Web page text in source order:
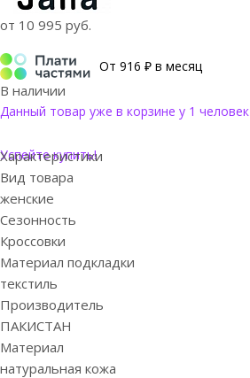
от 10 995 руб.
От 916 ₽ в месяц
В наличии
Данный товар уже в корзине у 1 человек
Успейте купить!
Характеристики
Вид товара
женские
Сезонность
Кроссовки
Материал подкладки
текстиль
Производитель
ПАКИСТАН
Материал
натуральная кожа